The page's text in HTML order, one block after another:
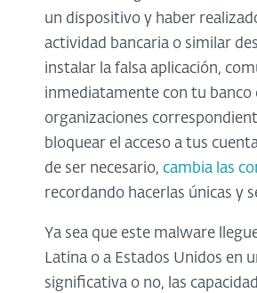
un dispositivo y haber
actividad bancaria o similar
instalar la falsa aplicación,
inmediatamente con tu banco
organizaciones
bloquear el acceso a tus
de ser necesario, cambia las
recordando hacerlas únicas y
Ya sea que este malware
Latina o a Estados Unidos en
significativa o no, las